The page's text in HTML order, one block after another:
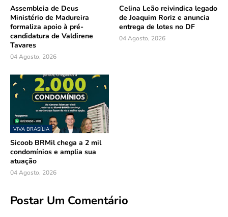
Assembleia de Deus
Ministério de Madureira
formaliza apoio à pré-
candidatura de Valdirene
Tavares
04 Agosto, 2026
Celina Leão reivindica legado
de Joaquim Roriz e anuncia
entrega de lotes no DF
04 Agosto, 2026
VIVA BRASÍLIA
Sicoob BRMil chega a 2 mil
condomínios e amplia sua
atuação
04 Agosto, 2026
Postar Um Comentário